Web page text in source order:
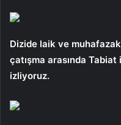
Dizide laik ve
çatışma arasında
izliyoruz.